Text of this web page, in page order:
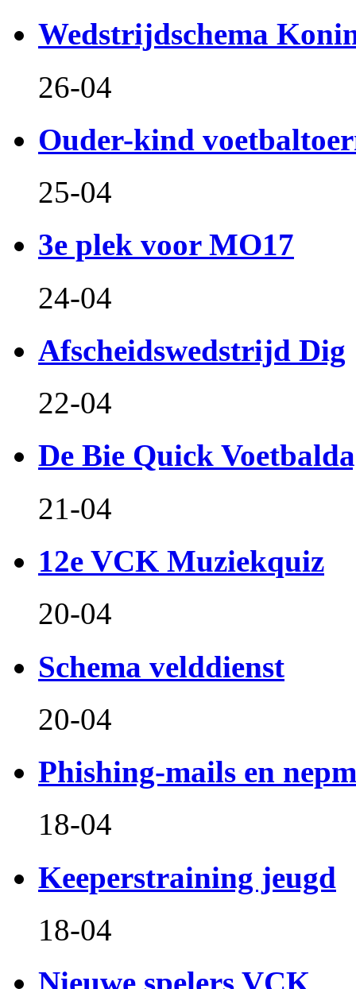
Wedstrijdschema
26-04
Ouder-kind
25-04
3e plek voor MO17
24-04
Afscheidswedstrijd Dig
22-04
De Bie Quick
21-04
12e VCK Muziekquiz
20-04
Schema velddienst
20-04
Phishing-mails en
18-04
Keeperstraining jeugd
18-04